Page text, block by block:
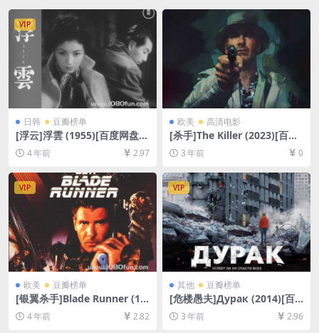
VIP
日韩 豆瓣榜单
[浮云]浮雲 (1955)[百度网盘
+迅雷云盘资源1080P超清未
删减][MP4/8GB][日语中字]
4 年前 2.97
欧美 高清电影
[杀手]The Killer (2023)[百度
网盘+夸克网盘1080P超清未
删减资源][网盘在线播放/下
载][MP4/4.8GB][中英字幕]
3 年前 0
VIP
欧美 豆瓣榜单
[银翼杀手]Blade Runner (19
82)[百度网盘+迅雷云盘资源1
080P超清未删减][MP4/7.6G
4 年前 2.82
VIP
其他 豆瓣榜单
[危楼愚夫]Дурак (2014)[百
度网盘+夸克网盘1080P超清
未删减资源][网盘在线播放/下
3 年前 2.96